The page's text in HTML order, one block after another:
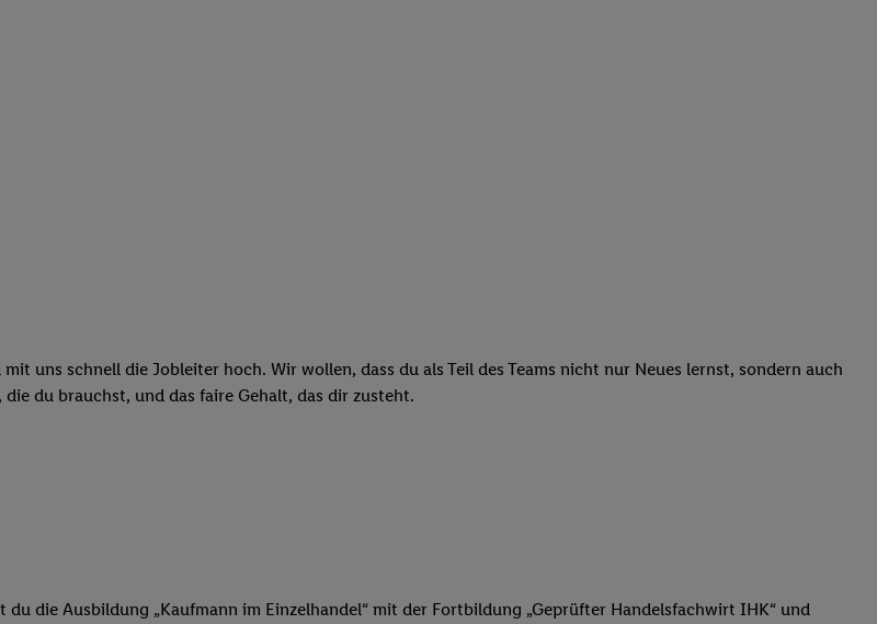
uns schnell die Jobleiter hoch. Wir wollen, dass du als Teil des Teams nicht nur Neues lernst, sondern auch
du brauchst, und das faire Gehalt, das dir zusteht.
die Ausbildung „Kaufmann im Einzelhandel“ mit der Fortbildung „Geprüfter Handelsfachwirt IHK“ und